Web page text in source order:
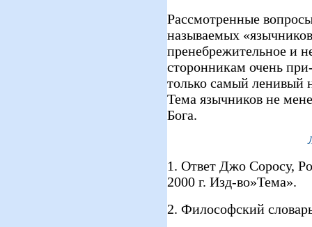
Рассмотренные
называемых
пренебрежительное и
сторонникам очень
только самый ленивый
Тема язычников не
Бога.
1. Ответ Джо Соросу,
2000 г. Изд-во»Тема».
2. Философский